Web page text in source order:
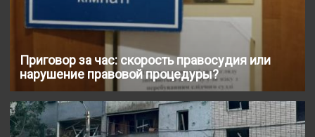
Приговор за час: скорость правосудия или
нарушение правовой процедуры?